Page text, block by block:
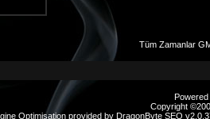
Tüm Zamanlar
Copyright
Optimisation provided by DragonByte SEO